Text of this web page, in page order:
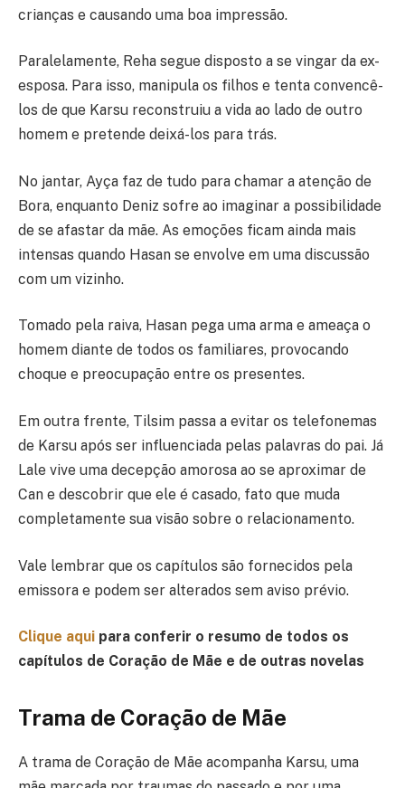
crianças e causando uma boa impressão.
Paralelamente, Reha segue disposto a se vingar da ex-
esposa. Para isso, manipula os filhos e tenta convencê-
los de que Karsu reconstruiu a vida ao lado de outro
homem e pretende deixá-los para trás.
No jantar, Ayça faz de tudo para chamar a atenção de
Bora, enquanto Deniz sofre ao imaginar a possibilidade
de se afastar da mãe. As emoções ficam ainda mais
intensas quando Hasan se envolve em uma discussão
com um vizinho.
Tomado pela raiva, Hasan pega uma arma e ameaça o
homem diante de todos os familiares, provocando
choque e preocupação entre os presentes.
Em outra frente, Tilsim passa a evitar os telefonemas
de Karsu após ser influenciada pelas palavras do pai. Já
Lale vive uma decepção amorosa ao se aproximar de
Can e descobrir que ele é casado, fato que muda
completamente sua visão sobre o relacionamento.
Vale lembrar que os capítulos são fornecidos pela
emissora e podem ser alterados sem aviso prévio.
Clique aqui para conferir o resumo de todos os
capítulos de Coração de Mãe e de outras novelas
Trama de Coração de Mãe
A trama de Coração de Mãe acompanha Karsu, uma